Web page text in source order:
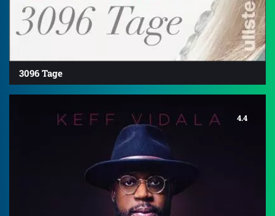
3096 Tage
4.4